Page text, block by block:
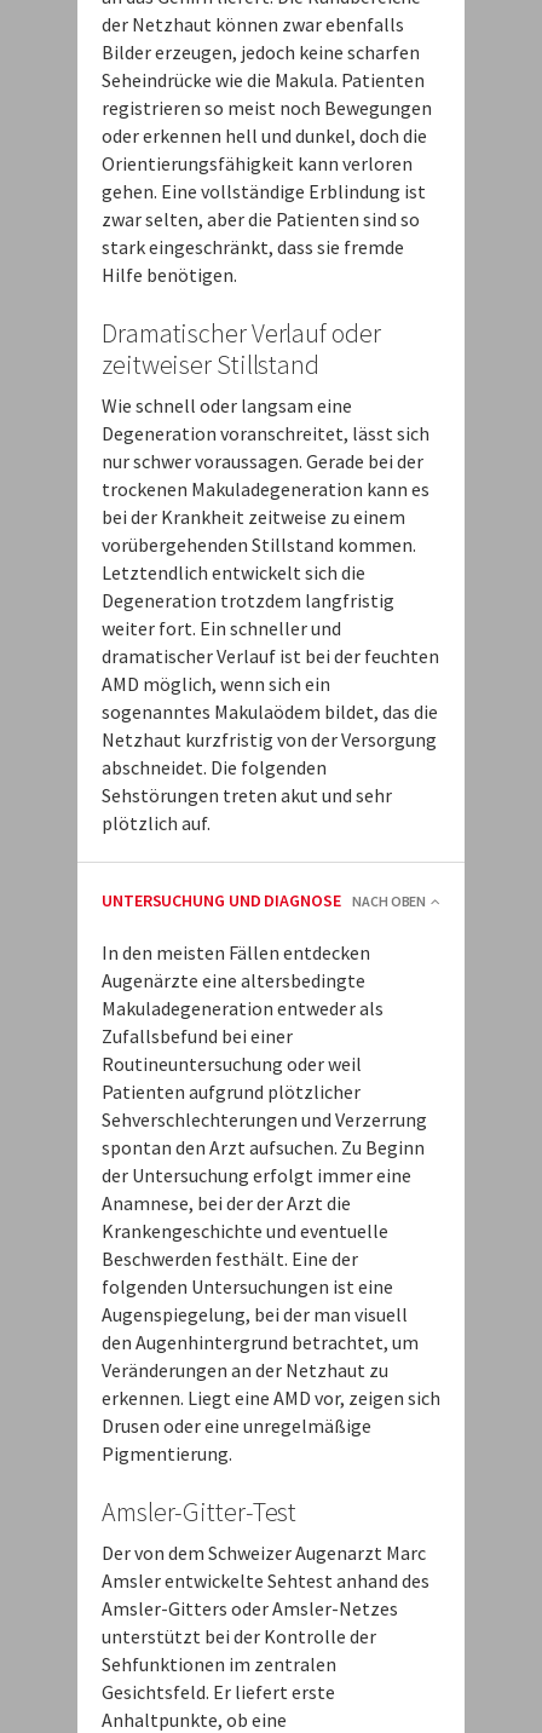
der Netzhaut können zwar ebenfalls
Bilder erzeugen, jedoch keine scharfen
Seheindrücke wie die Makula. Patienten
registrieren so meist noch Bewegungen
oder erkennen hell und dunkel, doch die
Orientierungsfähigkeit kann verloren
gehen. Eine vollständige Erblindung ist
zwar selten, aber die Patienten sind so
stark eingeschränkt, dass sie fremde
Hilfe benötigen.
Dramatischer Verlauf oder
zeitweiser Stillstand
Wie schnell oder langsam eine
Degeneration voranschreitet, lässt sich
nur schwer voraussagen. Gerade bei der
trockenen Makuladegeneration kann es
bei der Krankheit zeitweise zu einem
vorübergehenden Stillstand kommen.
Letztendlich entwickelt sich die
Degeneration trotzdem langfristig
weiter fort. Ein schneller und
dramatischer Verlauf ist bei der feuchten
AMD möglich, wenn sich ein
sogenanntes Makulaödem bildet, das die
Netzhaut kurzfristig von der Versorgung
abschneidet. Die folgenden
Sehstörungen treten akut und sehr
plötzlich auf.
UNTERSUCHUNG UND DIAGNOSE NACH OBEN
In den meisten Fällen entdecken
Augenärzte eine altersbedingte
Makuladegeneration entweder als
Zufallsbefund bei einer
Routineuntersuchung oder weil
Patienten aufgrund plötzlicher
Sehverschlechterungen und Verzerrung
spontan den Arzt aufsuchen. Zu Beginn
der Untersuchung erfolgt immer eine
Anamnese, bei der der Arzt die
Krankengeschichte und eventuelle
Beschwerden festhält. Eine der
folgenden Untersuchungen ist eine
Augenspiegelung, bei der man visuell
den Augenhintergrund betrachtet, um
Veränderungen an der Netzhaut zu
erkennen. Liegt eine AMD vor, zeigen sich
Drusen oder eine unregelmäßige
Pigmentierung.
Amsler-Gitter-Test
Der von dem Schweizer Augenarzt Marc
Amsler entwickelte Sehtest anhand des
Amsler-Gitters oder Amsler-Netzes
unterstützt bei der Kontrolle der
Sehfunktionen im zentralen
Gesichtsfeld. Er liefert erste
Anhaltpunkte, ob eine